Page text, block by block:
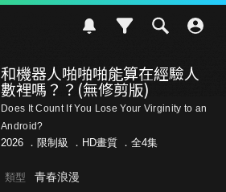
和機器人啪啪啪能算在經驗人
數裡嗎？？(無修剪版)
Does It Count If You Lose Your Virginity to an
Android?
2026 ． 限制級 ．HD畫質 ．全4集
類型 青春浪漫